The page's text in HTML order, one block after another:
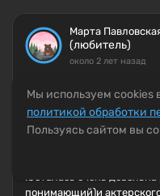
Марта
(любитель)
около 2 лет назад
Последний звонок
Квест очень классный!!! я
круто!!!! Вас постоянно
понимающий)и
Мы используем cookies
политикой обработки
Пользуясь сайтом вы